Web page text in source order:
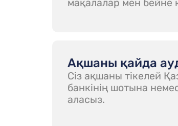
мақалалар мен бейне
Ақшаны қайда
Сіз ақшаны тікелей
банкінің шотына
аласыз.